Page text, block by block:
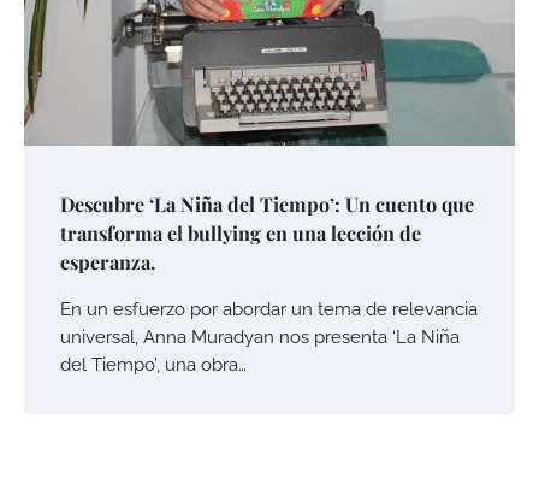
Descubre ‘La Niña del Tiempo’: Un cuento que
transforma el bullying en una lección de
esperanza.
En un esfuerzo por abordar un tema de relevancia
universal, Anna Muradyan nos presenta ‘La Niña
del Tiempo’, una obra…